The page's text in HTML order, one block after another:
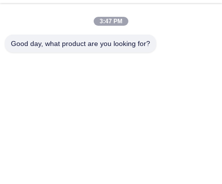
Адрес
3:47 PM
Good day, what product are you looking for?